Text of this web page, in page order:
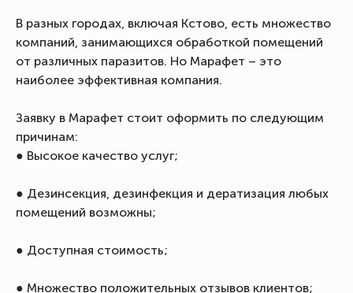
В разных городах, включая Кстово, есть множество
компаний, занимающихся обработкой помещений
от различных паразитов. Но Марафет – это
наиболее эффективная компания.
Заявку в Марафет стоит оформить по следующим
причинам:
● Высокое качество услуг;
● Дезинсекция, дезинфекция и дератизация любых
помещений возможны;
● Доступная стоимость;
● Множество положительных отзывов клиентов;